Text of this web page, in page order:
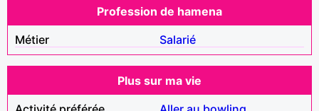
Profession de hamena
Métier
Salarié
Plus sur ma vie